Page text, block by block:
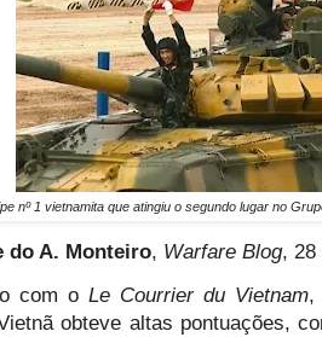
nº 1 vietnamita que atingiu o segundo lugar no
do A. Monteiro, Warfare Blog, 28
com o Le Courrier du Vietnam,
obteve altas pontuações,